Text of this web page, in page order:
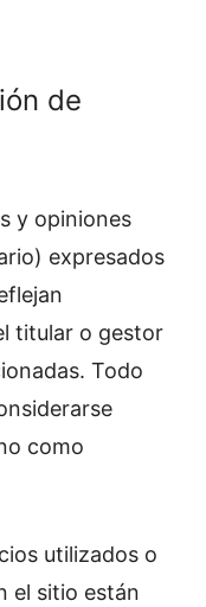
de
y opiniones
expresados
titular o gestor
Todo
como
utilizados o
el sitio están